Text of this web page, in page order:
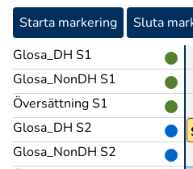
Starta markering Sluta
Glosa_DH S1
Glosa_NonDH S1
Översättning S1
Glosa_DH S2
Glosa_NonDH S2